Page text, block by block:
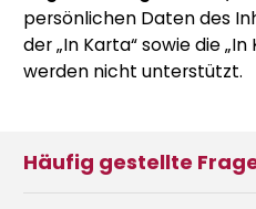
persönlichen Daten des
der „In Karta“ sowie die
werden nicht unterstützt.
Häufig gestellte